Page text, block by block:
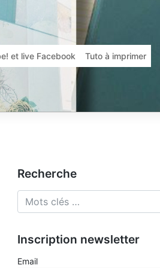
et live Facebook Tuto à imprimer
Recherche
Inscription newsletter
Email